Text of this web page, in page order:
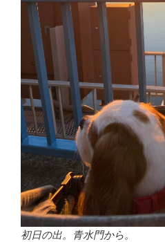
初日の出。青水門から。